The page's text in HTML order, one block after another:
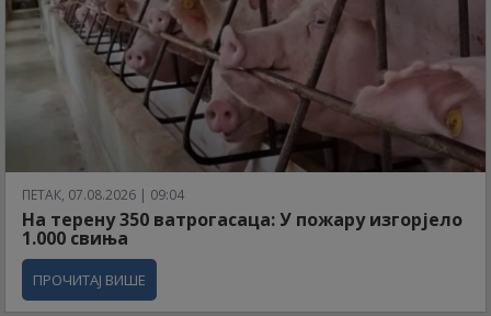
ПЕТАК, 07.08.2026 | 09:04
На терену 350 ватрогасаца: У пожару изгорјело
1.000 свиња
ПРОЧИТАЈ ВИШЕ